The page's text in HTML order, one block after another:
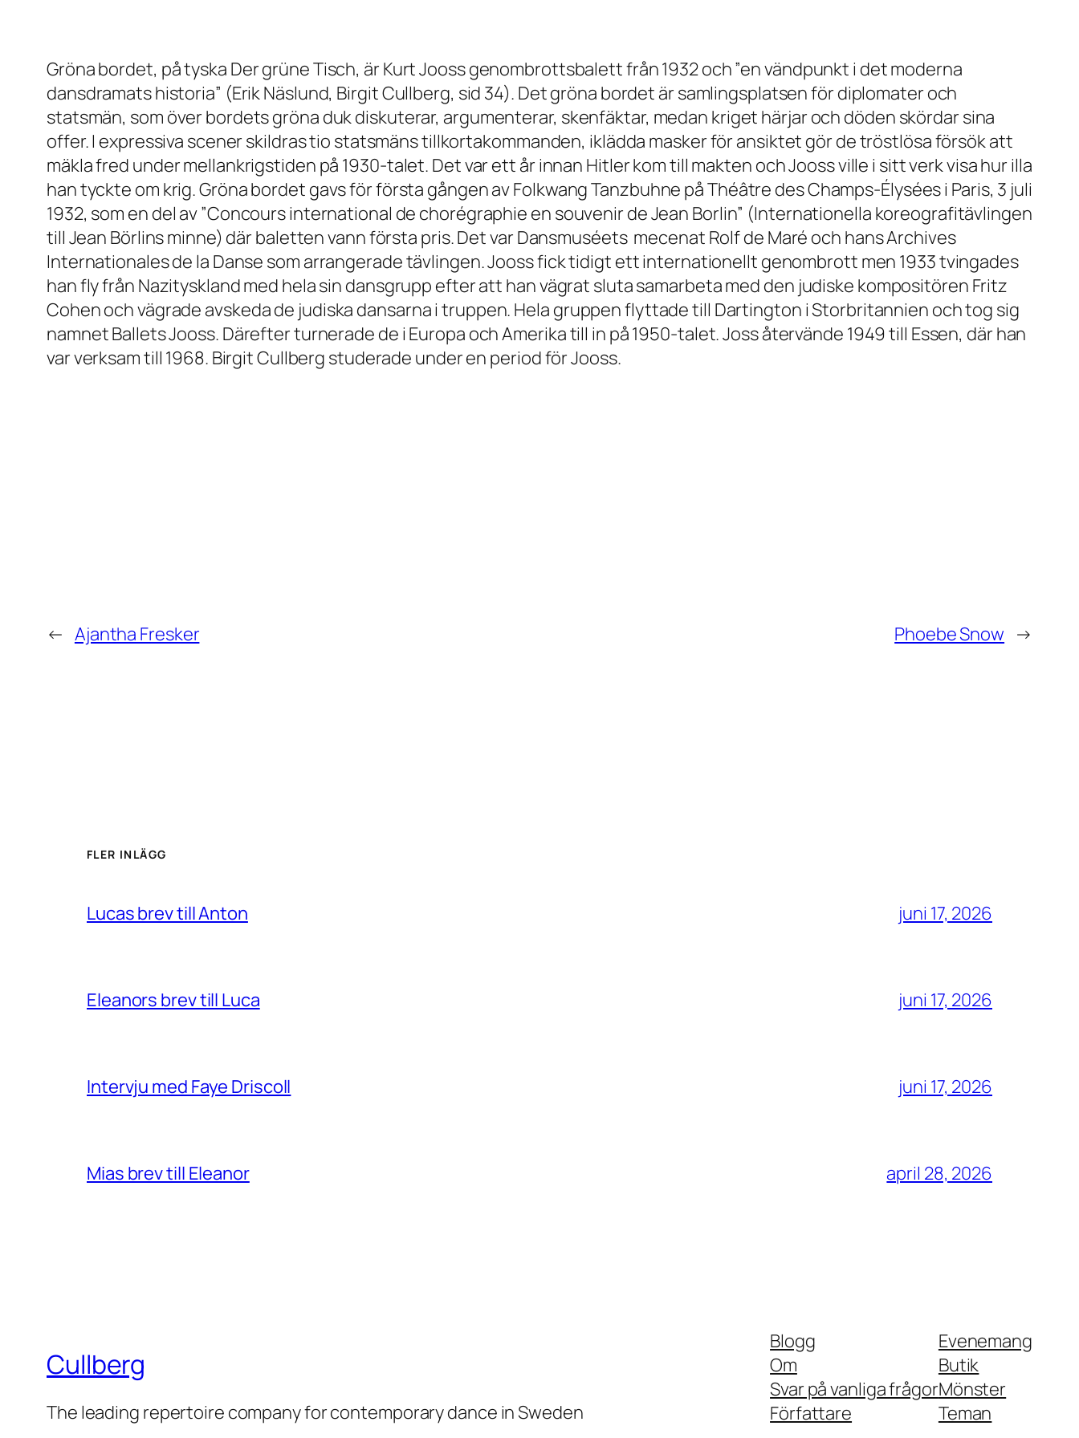
Gröna bordet, på tyska Der grüne Tisch, är Kurt Jooss genombrottsbalett från 1932 och ”en vändpunkt i det moderna
dansdramats historia” (Erik Näslund, Birgit Cullberg, sid 34). Det gröna bordet är samlingsplatsen för diplomater och
statsmän, som över bordets gröna duk diskuterar, argumenterar, skenfäktar, medan kriget härjar och döden skördar sina
offer. I expressiva scener skildras tio statsmäns tillkortakommanden, iklädda masker för ansiktet gör de tröstlösa försök att
mäkla fred under mellankrigstiden på 1930-talet. Det var ett år innan Hitler kom till makten och Jooss ville i sitt verk visa hur illa
han tyckte om krig.Gröna bordet gavs för första gången av Folkwang Tanzbuhne på Théâtre des Champs-Élysées i Paris, 3 juli
1932, som en del av ”Concours international de chorégraphie en souvenir de Jean Borlin” (Internationella koreografitävlingen
till Jean Börlins minne) där baletten vann första pris. Det var Dansmuséets mecenat Rolf de Maré och hans Archives
Internationales de la Danse som arrangerade tävlingen. Jooss fick tidigt ett internationellt genombrott men 1933 tvingades
han fly från Nazityskland med hela sin dansgrupp efter att han vägrat sluta samarbeta med den judiske kompositören Fritz
Cohen och vägrade avskeda de judiska dansarna i truppen. Hela gruppen flyttade till Dartington i Storbritannien och tog sig
namnet Ballets Jooss. Därefter turnerade de i Europa och Amerika till in på 1950-talet. Joss återvände 1949 till Essen, där han
var verksam till 1968. Birgit Cullberg studerade under en period för Jooss.
← Ajantha Fresker Phoebe Snow →
FLER INLÄGG
Lucas brev till Anton juni 17, 2026
Eleanors brev till Luca juni 17, 2026
Intervju med Faye Driscoll juni 17, 2026
Mias brev till Eleanor april 28, 2026
Cullberg
The leading repertoire company for contemporary dance in Sweden
Blogg
Om
Svar på vanliga frågor
Författare
Evenemang
Butik
Mönster
Teman